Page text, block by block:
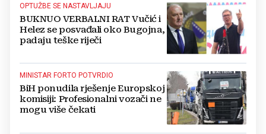
OPTUŽBE SE NASTAVLJAJU
BUKNUO VERBALNI RAT Vučić i
Helez se posvađali oko Bugojna,
padaju teške riječi
MINISTAR FORTO POTVRDIO
BiH ponudila rješenje Europskoj
komisiji: Profesionalni vozači ne
mogu više čekati